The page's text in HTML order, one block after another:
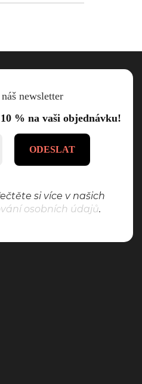
newsletter
% na vaši objednávku!
si více v našich
osobních údajů.